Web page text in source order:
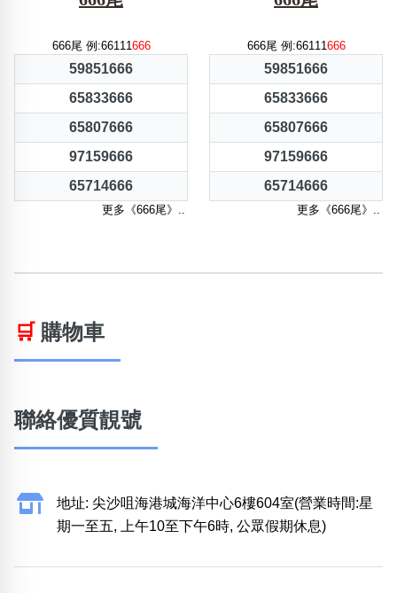
666尾 例:66111666
59851666
65833666
65807666
97159666
65714666
更多《666尾》..
666尾 例:66111666
59851666
65833666
65807666
97159666
65714666
更多《666尾》..
🛒 購物車
聯絡優質靚號
地址: 尖沙咀海港城海洋中心6樓604室(營業時間:星
期一至五, 上午10至下午6時, 公眾假期休息)